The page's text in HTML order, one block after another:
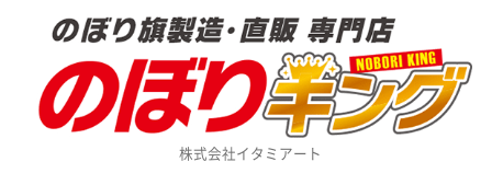
株式会社イタミアート